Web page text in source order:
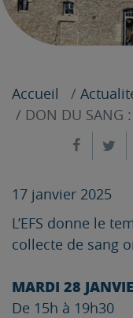
Accueil
DON DU
17 janvier 2025
L’EFS donne le
collecte de sang
MARDI 28
De 15h à 19h30